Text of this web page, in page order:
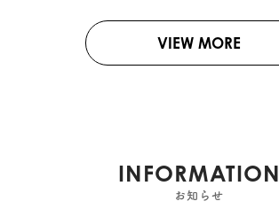
VIEW MORE
INFORMATION
お知らせ